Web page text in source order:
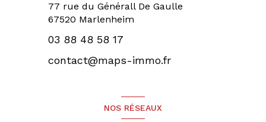
77 rue du Générall De Gaulle
67520 Marlenheim
03 88 48 58 17
contact@maps-immo.fr
NOS RÉSEAUX